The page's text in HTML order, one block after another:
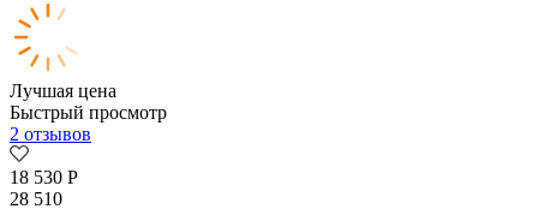
Лучшая цена
Быстрый просмотр
2 отзывов
18 530 Р
28 510